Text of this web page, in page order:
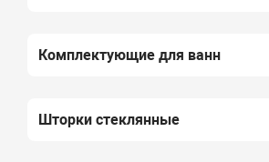
Комплектующие для ванн
Шторки стеклянные